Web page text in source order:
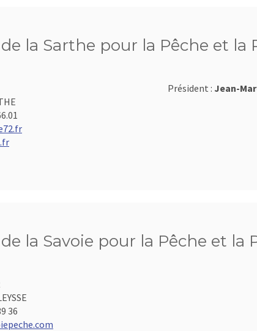
la Sarthe pour la Pêche et
Président : Jean-
la Savoie pour la Pêche et la
36